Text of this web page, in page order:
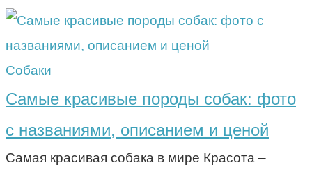
Собаки
Самые красивые породы собак: фото
с названиями, описанием и ценой
Самая красивая собака в мире Красота –